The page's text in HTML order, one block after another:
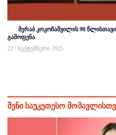
მერაბ კოკოჩაშვილის 90
გამოფენა
22 / სექტემბერი 2025
შენი საუკეთესო